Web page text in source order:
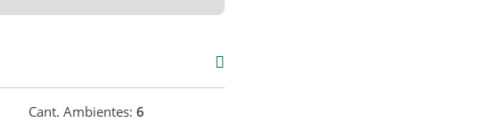
Cant. Ambientes:6